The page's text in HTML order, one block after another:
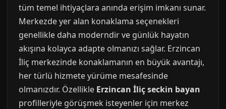
tüm temel ihtiyaçlara anında erişim imkanı sunar.
Merkezde yer alan konaklama seçenekleri
genellikle daha moderndir ve günlük hayatın
akışına kolayca adapte olmanızı sağlar. Erzincan
İliç merkezinde konaklamanın en büyük avantajı,
her türlü hizmete yürüme mesafesinde
olmanızdır. Özellikle Erzincan İliç seckin bayan
profilleriyle görüşmek isteyenler için merkez